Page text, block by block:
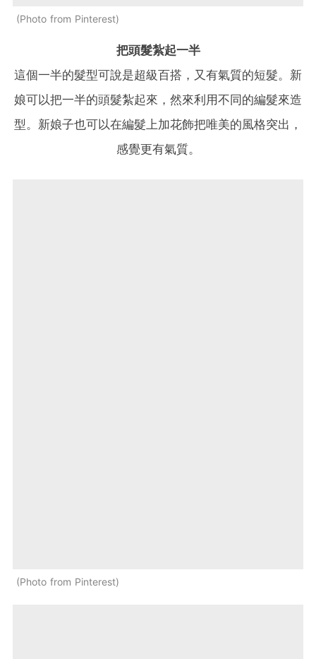
Photo from Pinterest
把頭髮紮起一半
這個一半的髮型可說是超級百搭，又有氣質的短髮。新
娘可以把一半的頭髮紮起來，然來利用不同的編髮來造
型。新娘子也可以在編髮上加花飾把唯美的風格突出，
感覺更有氣質。
Photo from Pinterest